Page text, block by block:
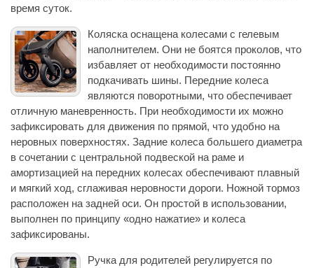
время суток.
Коляска оснащена колесами с гелевым
наполнителем. Они не боятся проколов, что
избавляет от необходимости постоянно
подкачивать шины. Передние колеса
являются поворотными, что обеспечивает
отличную маневренность. При необходимости их можно
зафиксировать для движения по прямой, что удобно на
неровных поверхностях. Задние колеса большего диаметра
в сочетании с центральной подвеской на раме и
амортизацией на передних колесах обеспечивают плавный
и мягкий ход, сглаживая неровности дороги. Ножной тормоз
расположен на задней оси. Он простой в использовании,
выполнен по принципу «одно нажатие» и колеса
зафиксированы.
Ручка для родителей регулируется по